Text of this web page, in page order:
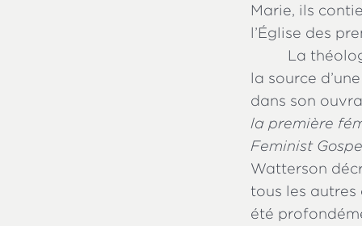
Marie, ils
l’Église des
La
la source
dans son
la première
Feminist
Watterson
tous les autres
été